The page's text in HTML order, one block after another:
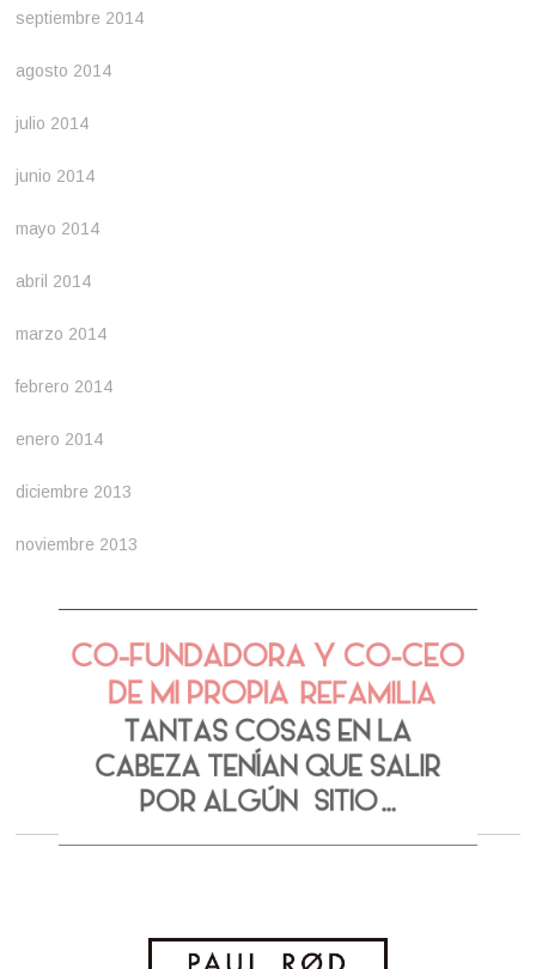
septiembre 2014
agosto 2014
julio 2014
junio 2014
mayo 2014
abril 2014
marzo 2014
febrero 2014
enero 2014
diciembre 2013
noviembre 2013